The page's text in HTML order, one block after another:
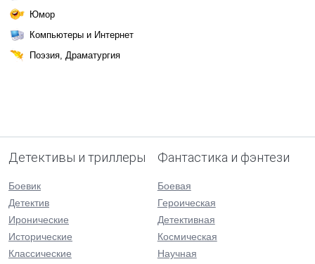
Юмор
Компьютеры и Интернет
Поэзия, Драматургия
Детективы и триллеры
Боевик
Детектив
Иронические
Исторические
Классические
Фантастика и фэнтези
Боевая
Героическая
Детективная
Космическая
Научная